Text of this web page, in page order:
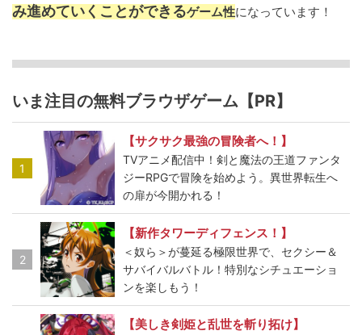
み進めていくことができるゲーム性になっています！
いま注目の無料ブラウザゲーム【PR】
1
【サクサク最強の冒険者へ！】
TVアニメ配信中！剣と魔法の王道ファンタ
ジーRPGで冒険を始めよう。異世界転生へ
の扉が今開かれる！
2
【新作タワーディフェンス！】
＜奴ら＞が蔓延る極限世界で、セクシー＆
サバイバルバトル！特別なシチュエーショ
ンを楽しもう！
【美しき剣姫と乱世を斬り拓け】